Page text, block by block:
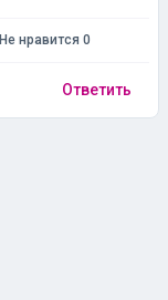
Не нравится 0
Ответить